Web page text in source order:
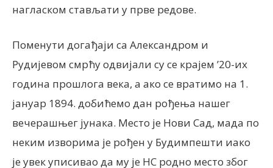
нагласком стављати у прве редове.
Поменути догађаји са Александром и
Рудијевом смрћу одвијали су се крајем ’20-их
година прошлога века, а ако се вратимо на 1.
јануар 1894. добићемо дан рођења нашег
вечерашњег јунака. Место је Нови Сад, мада по
неким изворима је рођен у Будимпешти иако
је увек уписивао да му је НС родно место због